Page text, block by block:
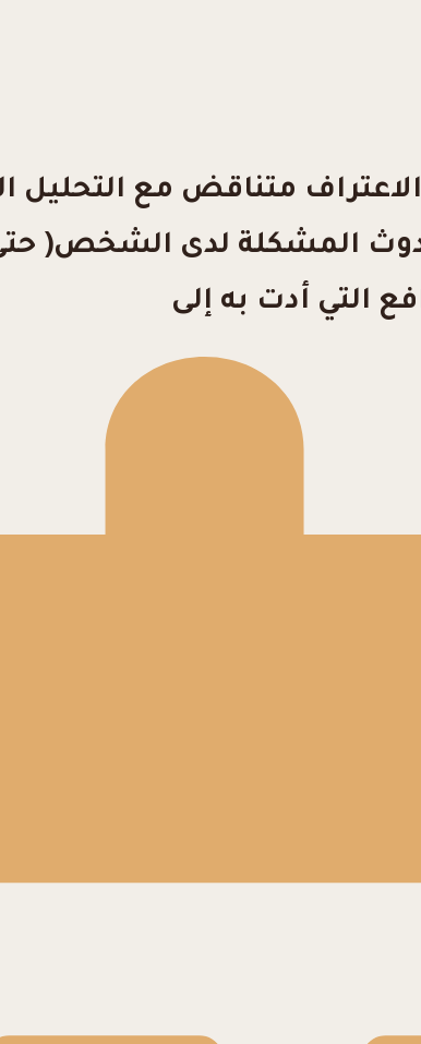
متناقض مع التحليل
المشكلة لدى الشخص(
التي أدت به إلى